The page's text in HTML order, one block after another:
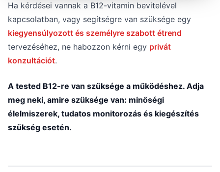
Ha kérdései vannak a B12-vitamin bevitelével
kapcsolatban, vagy segítségre van szüksége egy
kiegyensúlyozott és személyre szabott étrend
tervezéséhez, ne habozzon kérni egy privát
konzultációt.
A tested B12-re van szüksége a működéshez. Adja
meg neki, amire szüksége van: minőségi
élelmiszerek, tudatos monitorozás és kiegészítés
szükség esetén.